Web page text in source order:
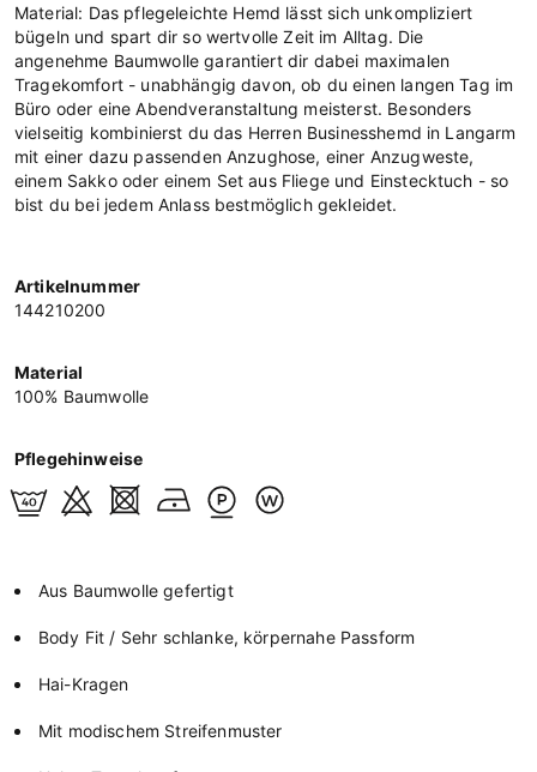
Material: Das pflegeleichte Hemd lässt sich unkompliziert
bügeln und spart dir so wertvolle Zeit im Alltag. Die
angenehme Baumwolle garantiert dir dabei maximalen
Tragekomfort - unabhängig davon, ob du einen langen Tag im
Büro oder eine Abendveranstaltung meisterst. Besonders
vielseitig kombinierst du das Herren Businesshemd in Langarm
mit einer dazu passenden Anzughose, einer Anzugweste,
einem Sakko oder einem Set aus Fliege und Einstecktuch - so
bist du bei jedem Anlass bestmöglich gekleidet.
Artikelnummer
144210200
Material
100% Baumwolle
Pflegehinweise
Aus Baumwolle gefertigt
Body Fit / Sehr schlanke, körpernahe Passform
Hai-Kragen
Mit modischem Streifenmuster